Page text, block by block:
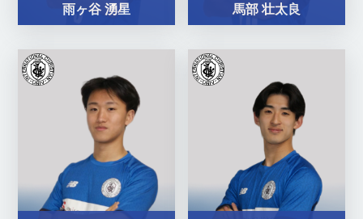
雨ヶ谷 湧星 馬部 壮太良